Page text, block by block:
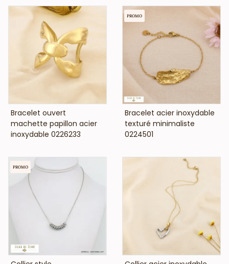
VOIR LE PRIX
Bracelet ouvert
machette papillon acier
inoxydable 0226233
VOIR LE PRIX
Bracelet acier inoxydable
texturé minimaliste
0224501
PROMO
PROMO